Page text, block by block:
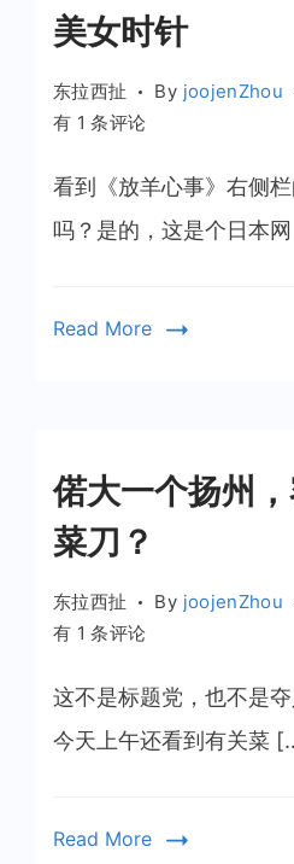
美女时针
东拉西扯 By joojenZhou
美
时
针
有 1 条评论
看到《放羊心事》右侧
吗？是的，这是个日本
Read More
偌大一个扬州
菜刀？
东拉西扯 By joojenZhou
偌
一
个
扬
不
有 1 条评论
这不是标题党，也不是
今天上午还看到有关菜
Read More